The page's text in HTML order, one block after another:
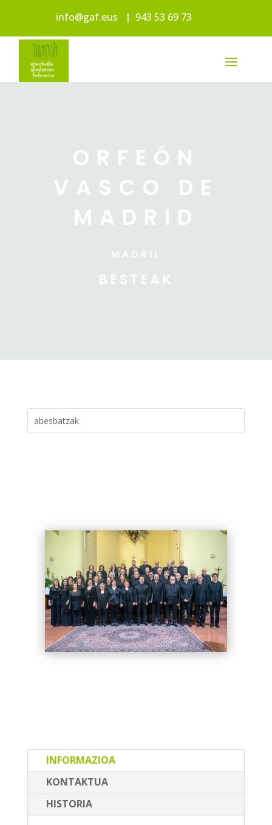
info@gaf.eus | 943 53 69 73
ORFEÓN
VASCO DE
MADRID
MADRIL
BESTEAK
INFORMAZIOA
KONTAKTUA
HISTORIA